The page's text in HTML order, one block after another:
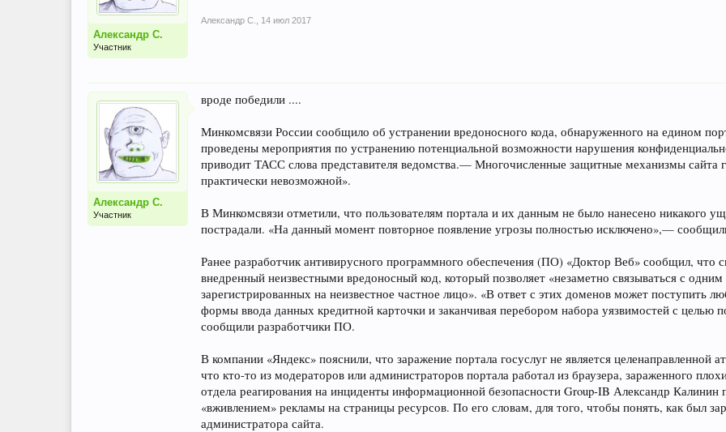
Александр С.
Участник
Александр С. 14 июл 2017
Александр С.
Участник
вроде победили ....
Минкомсвязи России сообщило об устранении вредоносного кода, обнаруженного на едином
проведены мероприятия по устранению потенциальной возможности нарушения
приводит ТАСС слова представителя ведомства.— Многочисленные защитные механизмы сайта
практически невозможной».
В Минкомсвязи отметили, что пользователям портала и их данным не было нанесено никакого
пострадали. «На данный момент повторное появление угрозы полностью исключено»,—
Ранее разработчик антивирусного программного обеспечения (ПО) «Доктор Веб» сообщил, что
внедренный неизвестными вредоносный код, который позволяет «незаметно связываться с
зарегистрированных на неизвестное частное лицо». «В ответ с этих доменов может поступить
формы ввода данных кредитной карточки и заканчивая перебором набора уязвимостей с целью
сообщили разработчики ПО.
В компании «Яндекс» пояснили, что заражение портала госуслуг не является целенаправленной
что кто-то из модераторов или администраторов портала работал из браузера, зараженного
отдела реагирования на инциденты информационной безопасности Group-IB Александр
«вживлением» рекламы на страницы ресурсов. По его словам, для того, чтобы понять, как был
администратора сайта.